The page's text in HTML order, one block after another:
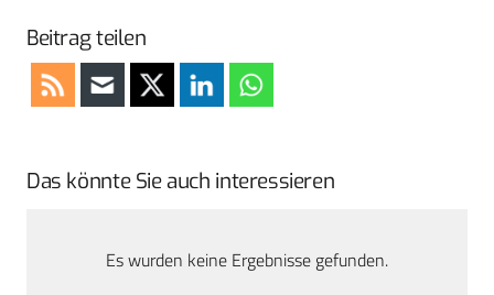
Beitrag teilen
Das könnte Sie auch interessieren
Es wurden keine Ergebnisse gefunden.